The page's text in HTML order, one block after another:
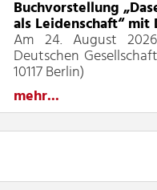
Buchvorstellung
als Leidenschaft“ mit
Am 24. August
Deutschen
10117 Berlin)
mehr...